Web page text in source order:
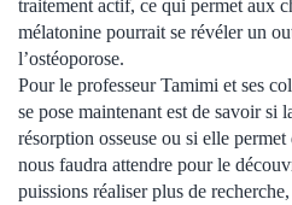
traitement actif, ce qui permet aux
mélatonine pourrait se révéler un
l’ostéoporose.
Pour le professeur Tamimi et ses
se pose maintenant est de savoir si
résorption osseuse ou si elle
nous faudra attendre pour le
puissions réaliser plus de